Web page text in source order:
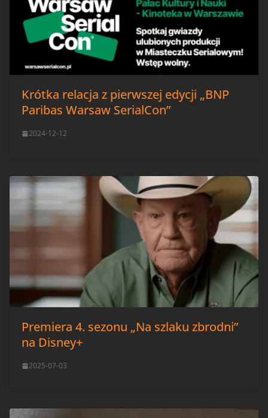
Krótka relacja z pierwszej edycji „BNP
Paribas Warsaw SerialCon”
2024-12-12
Premiera 4. sezonu „Na szlaku zbrodni”
na Disney+
2025-07-03